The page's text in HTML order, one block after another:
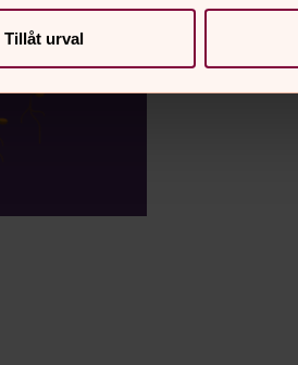
Tillåt urval